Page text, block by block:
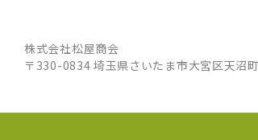
株式会社松屋商会
〒330-0834 埼玉県さいたま市大宮区天沼